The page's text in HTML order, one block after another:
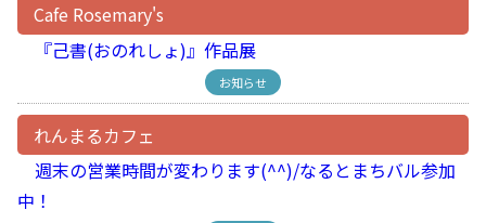
Cafe Rosemary's
『己書(おのれしょ)』作品展
お知らせ
れんまるカフェ
週末の営業時間が変わります(^^)/なるとまちバル参加
中！